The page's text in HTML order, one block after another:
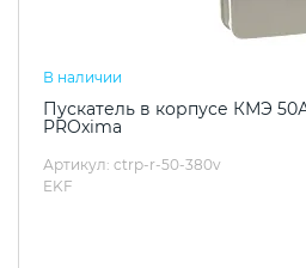
В наличии
Пускатель в корпусе КМЭ
PROxima
Артикул: ctrp-r-50-380v
EKF